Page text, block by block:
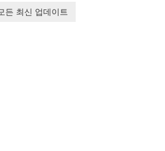
baby tracking, offering
든 최신 업데이트